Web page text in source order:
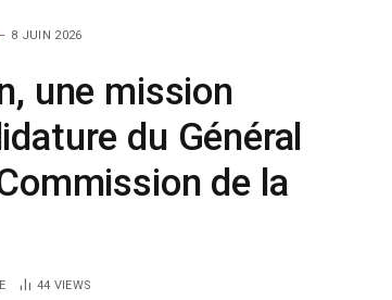
8 JUIN 2026
une mission
du Général
de la
44 VIEWS